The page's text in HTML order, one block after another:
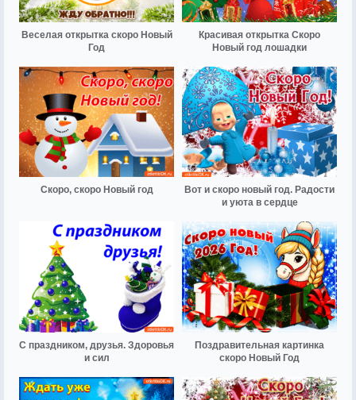
Веселая открытка скоро Новый
Год
Красивая открытка Скоро
Новый год лошадки
Скоро, скоро Новый год
Вот и скоро новый год. Радости
и уюта в сердце
С праздником, друзья. Здоровья
и сил
Поздравительная картинка
скоро Новый Год